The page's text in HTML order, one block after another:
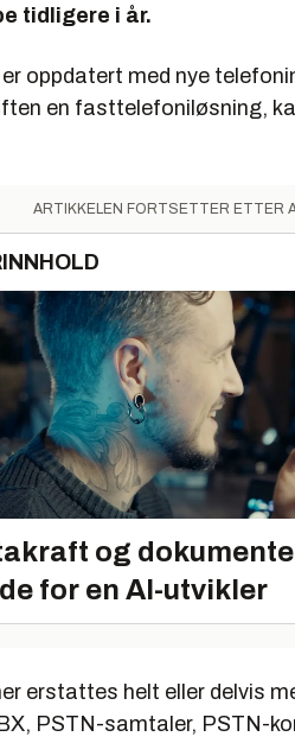
tidligere i år.
oppdatert med nye
en fasttelefoniløsning,
ARTIKKELEN FORTSETTER ETTER
og
for en AI-utvikler
erstattes helt eller delvis
PSTN-samtaler, PSTN-